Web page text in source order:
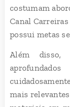
costumam
Canal
possui metas
Além disso,
mais